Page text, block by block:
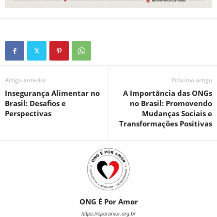
Artigo anterior
Insegurança Alimentar no
Brasil: Desafios e
Perspectivas
Próximo artigo
A Importância das ONGs
no Brasil: Promovendo
Mudanças Sociais e
Transformações Positivas
ONG É Por Amor
https://eporamor.org.br